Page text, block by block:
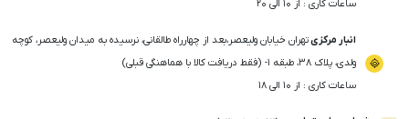
ساعات کاری : از ۱۰ الی ۲۰
انبار مرکزیتهران خیابان ولیعصر،بعد از چهارراه طالقانی، نرسیده به میدان ولیعصر، کوچه
ولدی، پلاک ۳۸، طبقه ۱- (فقط دریافت کالا با هماهنگی قبلی)
ساعات کاری : از ۱۰ الی ۱۸